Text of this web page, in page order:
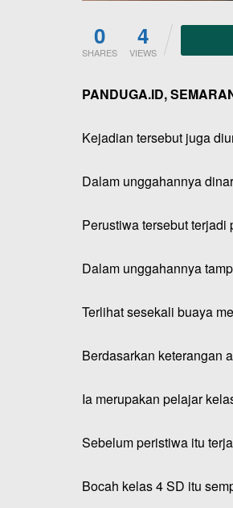
0
SHARES
4
VIEWS
PANDUGA.ID,
Kejadian tersebut juga
Dalam unggahannya
Perustiwa tersebut terjadi
Dalam unggahannya
Terlihat sesekali buaya
Berdasarkan keterangan
Ia merupakan pelajar
Sebelum peristiwa itu
Bocah kelas 4 SD itu